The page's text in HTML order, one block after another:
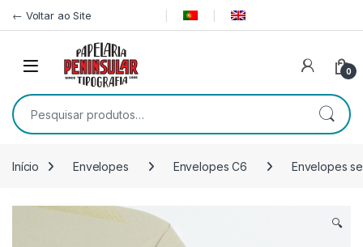
← Voltar ao Site
0
Pesquisar por:
Início Envelopes Envelopes C6 Envelopes
🔍